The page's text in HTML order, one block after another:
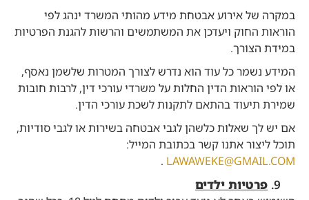
במקרה של אירוע אבטחת מידע מהותי המשרד ינהג לפי
הוראות החוק ויעדכן את המשתמשים והרשות להגנת הפרטיות
במידת הצורך.
המידע נשמר כל עוד הוא נדרש לצורך המטרות שלשמן נאסף,
או לפי הוראות הדין החלות על משרדי עורכי דין, לרבות חובות
שמירת תיעוד בהתאם לתקנות לשכת עורכי הדין.
אם יש לך שאלות כלשהן לגבי אבטחה בשירות או לגבי סודיות,
תוכל ליצור אתנו קשר בכתובת המייל:
LAWAWEKE@GMAIL.COM
.
פרטיות ילדים